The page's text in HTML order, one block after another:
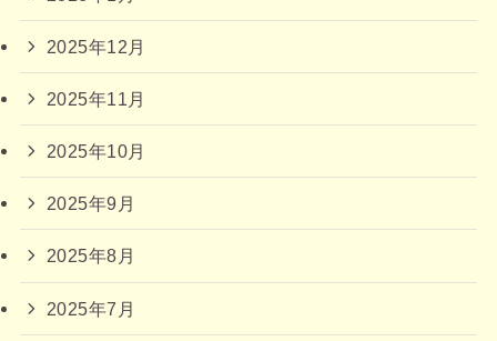
2025年12月
2025年11月
2025年10月
2025年9月
2025年8月
2025年7月